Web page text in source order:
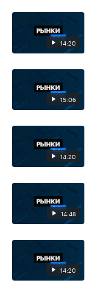
14:20
15:06
14:20
14:48
14:20